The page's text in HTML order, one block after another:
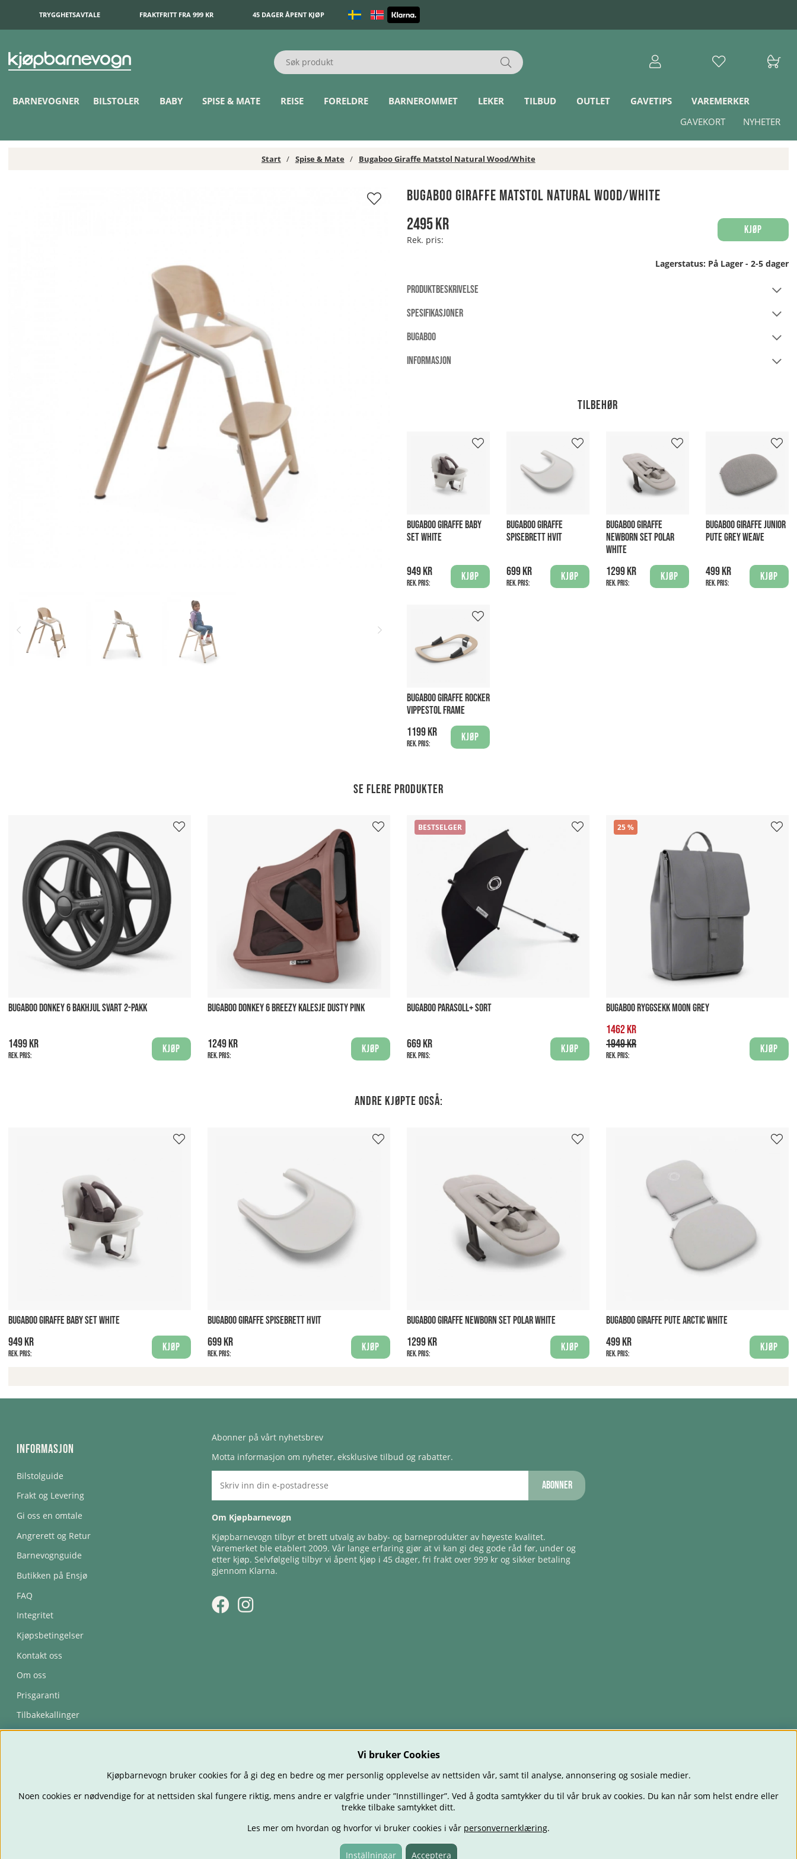
TRYGGHETSAVTALE FRAKTFRITT FRA 999 KR 45 DAGER ÅPENT KJØP
BARNEVOGNER BILSTOLER BABY SPISE & MATE REISE FORELDRE BARNEROMMET LEKER TILBUD OUTLET GAVETIPS
VAREMERKER
NYHETER
GAVEKORT
Start Spise & Mate Bugaboo Giraffe Matstol Natural Wood/White
Bugaboo Giraffe Matstol Natural Wood/White
2495kr
Rek. pris:
Kjøp
Lagerstatus: På Lager - 2-5 dager
PRODUKTBESKRIVELSE
SPESIFIKASJONER
BUGABOO
INFORMASJON
Tilbehør
BUGABOO GIRAFFE BABY
SET WHITE
949 kr
Rek. pris:
Kjøp
BUGABOO GIRAFFE
SPISEBRETT HVIT
699 kr
Rek. pris:
Kjøp
BUGABOO GIRAFFE
NEWBORN SET POLAR
WHITE
1299 kr
Rek. pris:
Kjøp
BUGABOO GIRAFFE JUNIOR
PUTE GREY WEAVE
499 kr
Rek. pris:
Kjøp
BUGABOO GIRAFFE ROCKER
VIPPESTOL FRAME
1199 kr
Rek. pris:
Kjøp
Se flere produkter
BUGABOO DONKEY 6 BAKHJUL SVART 2-PAKK
1499 kr
Rek. pris:
Kjøp
BUGABOO DONKEY 6 BREEZY KALESJE DUSTY PINK
1249 kr
Rek. pris:
Kjøp
BESTSELGER
BUGABOO PARASOLL+ SORT
669 kr
Rek. pris:
Kjøp
25
BUGABOO RYGGSEKK MOON GREY
1462 kr
1949 kr
Rek. pris:
Kjøp
Andre kjøpte også:
BUGABOO GIRAFFE BABY SET WHITE
949 kr
Rek. pris:
Kjøp
BUGABOO GIRAFFE SPISEBRETT HVIT
699 kr
Rek. pris:
Kjøp
BUGABOO GIRAFFE NEWBORN SET POLAR WHITE
1299 kr
Rek. pris:
Kjøp
BUGABOO GIRAFFE PUTE ARCTIC WHITE
499 kr
Rek. pris:
Kjøp
Informasjon
Bilstolguide
Frakt og Levering
Gi oss en omtale
Angrerett og Retur
Barnevognguide
Butikken på Ensjø
FAQ
Integritet
Kjøpsbetingelser
Kontakt oss
Om oss
Prisgaranti
Tilbakekallinger
Trygghetsavtale
Abonner på vårt nyhetsbrev
Motta informasjon om nyheter, eksklusive tilbud og rabatter.
Abonner
Om Kjøpbarnevogn
Kjøpbarnevogn tilbyr et brett utvalg av baby- og barneprodukter av høyeste kvalitet.
Varemerket ble etablert 2009. Vår lange erfaring gjør at vi kan gi deg gode råd før, under og
etter kjøp. Selvfølgelig tilbyr vi åpent kjøp i 45 dager, fri frakt over 999 kr og sikker betaling
gjennom Klarna.
BILSTOLER BABY SPISE & MATE REISE FORELDRE BARNEROMMET
LEKER
TILBUD
OUTLET GAVETIPS
Vi bruker Cookies
Kjøpbarnevogn bruker cookies for å gi deg en bedre og mer personlig opplevelse av nettsiden vår, samt til analyse, annonsering og sosiale medier.
Noen cookies er nødvendige for at nettsiden skal fungere riktig, mens andre er valgfrie under ”Innstillinger”. Ved å godta samtykker du til vår bruk av cookies. Du kan når som helst endre eller
trekke tilbake samtykket ditt.
Les mer om hvordan og hvorfor vi bruker cookies i vår personvernerklæring.
Inställningar Acceptera